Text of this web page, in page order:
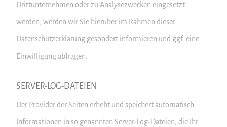
Drittunternehmen oder zu Analysezwecken eingesetzt
werden, werden wir Sie hierüber im Rahmen dieser
Datenschutzerklärung gesondert informieren und ggf. eine
Einwilligung abfragen.
SERVER-LOG-DATEIEN
Der Provider der Seiten erhebt und speichert automatisch
Informationen in so genannten Server-Log-Dateien, die Ihr